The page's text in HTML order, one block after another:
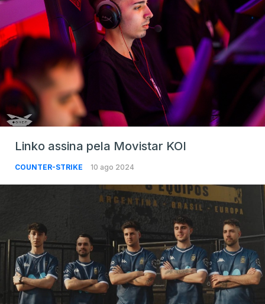
Linko assina pela Movistar KOI
COUNTER-STRIKE 10 ago 2024